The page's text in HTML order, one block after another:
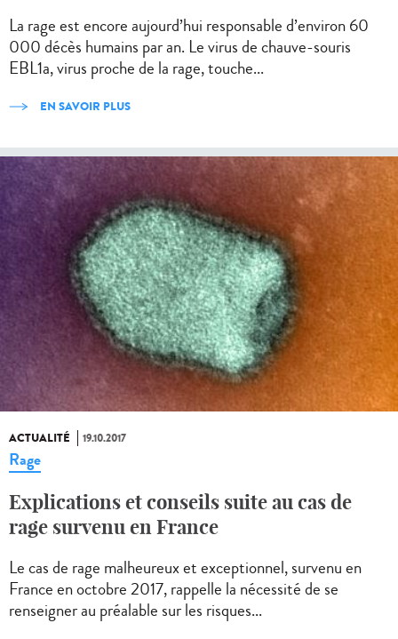
La rage est encore aujourd’hui responsable d’environ 60
000 décès humains par an. Le virus de chauve-souris
EBL1a, virus proche de la rage, touche...
EN SAVOIR PLUS
ACTUALITÉ 19.10.2017
Rage
Explications et conseils suite au cas de
rage survenu en France
Le cas de rage malheureux et exceptionnel, survenu en
France en octobre 2017, rappelle la nécessité de se
renseigner au préalable sur les risques...